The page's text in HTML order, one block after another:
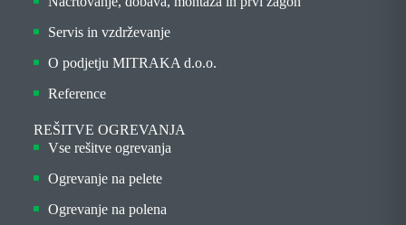
Servis in vzdrževanje
O podjetju MITRAKA d.o.o.
Reference
REŠITVE OGREVANJA
Vse rešitve ogrevanja
Ogrevanje na pelete
Ogrevanje na polena